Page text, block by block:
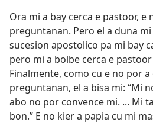
Ora mi a bay cerca e pastoor, e
preguntanan. Pero el a duna
sucesion apostolico pa mi bay
pero mi a bolbe cerca e
Finalmente, como cu e no por
preguntanan, el a bisa mi: “Mi
abo no por convence mi. ... Mi
bon.” E no kier a papia cu mi